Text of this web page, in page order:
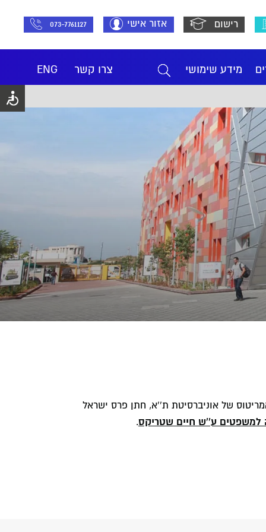
רישום אזור אישי 073-7761127
מידע שימושי ENG צרו קשר
של אוניברסיטת ת''א, חתן פרס ישראל
למשפטים ע''ש חיים שטריקס.